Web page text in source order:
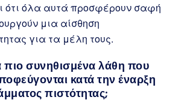
ότι όλα αυτά προσφέρουν σαφή
μια αίσθηση
για τα μέλη τους.
πιο συνηθισμένα λάθη που
κατά την έναρξη
πιστότητας;